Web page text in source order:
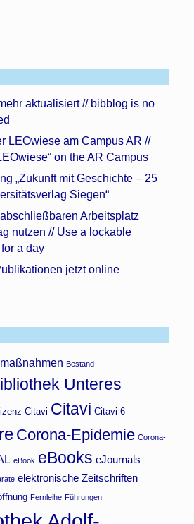
aktualisiert // bibblog is no
LEOwiese am Campus AR //
on the AR Campus
„Zukunft mit Geschichte – 25
Siegen“
Arbeitsplatz
nutzen // Use a lockable
a day
jetzt online
Bestand
Unteres
Citavi Citavi Citavi 6
Corona-Epidemie Corona-
eBook eBooks eJournals
elektronische Zeitschriften
Fernleihe Führungen